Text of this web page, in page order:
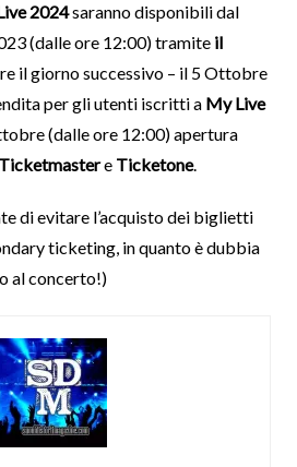
2024saranno disponibili dal
(dalle ore 12:00) tramite il
il giorno successivo – il 5 Ottobre
per gli utenti iscritti a My Live
(dalle ore 12:00) apertura
Ticketmastere Ticketone.
di evitare l’acquisto dei biglietti
ticketing, in quanto è dubbia
al concerto!)